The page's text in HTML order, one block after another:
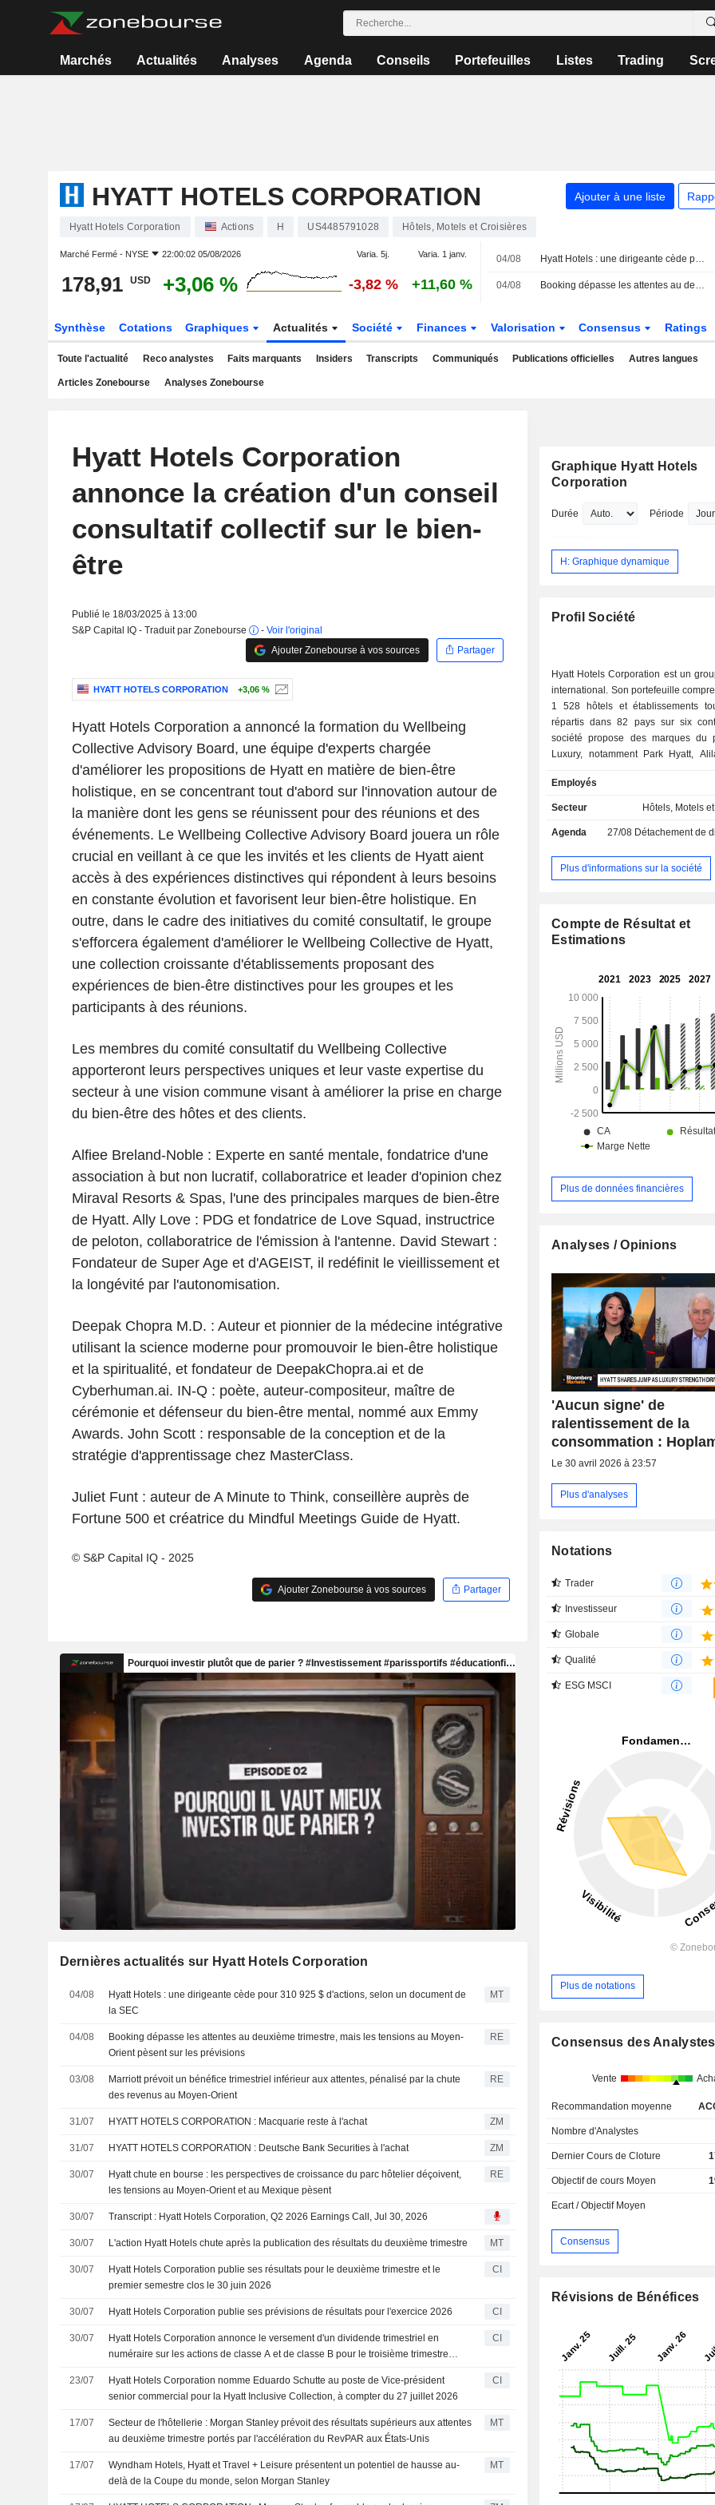
Marchés Actualités Analyses Agenda Conseils Portefeuilles Listes Trading
HYATT HOTELS CORPORATION Ajouter à une liste
Hyatt Hotels Corporation Actions H US4485791028 Hôtels, Motels et Croisières
Marché Fermé - NYSE 22:00:02 05/08/2026 Varia. 5j. Varia. 1 janv.
178,91 USD +3,06 % -3,82 % +11,60 %
04/08 Hyatt Hotels : une dirigeante cède pour 310 925 $ d'actions, selon un document de la SEC
04/08 Booking dépasse les attentes au deuxième trimestre, mais les tensions au Moyen-Orient pèsent sur les prévisions
Synthèse Cotations Graphiques Actualités Société Finances Valorisation Consensus Ratings
Toute l'actualité Reco analystes Faits marquants Insiders Transcripts Communiqués Publications officielles Autres langues
Articles Zonebourse Analyses Zonebourse
Hyatt Hotels Corporation
annonce la création d'un conseil
consultatif collectif sur le bien-
être
Publié le 18/03/2025 à 13:00
S&P Capital IQ - Traduit par Zonebourse
- Voir l'original
Ajouter Zonebourse à vos sources
Partager
HYATT HOTELS CORPORATION +3,06 %
Hyatt Hotels Corporation a annoncé la formation du Wellbeing
Collective Advisory Board, une équipe d'experts chargée
d'améliorer les propositions de Hyatt en matière de bien-être
holistique, en se concentrant tout d'abord sur l'innovation autour de
la manière dont les gens se réunissent pour des réunions et des
événements. Le Wellbeing Collective Advisory Board jouera un rôle
crucial en veillant à ce que les invités et les clients de Hyatt aient
accès à des expériences distinctives qui répondent à leurs besoins
en constante évolution et favorisent leur bien-être holistique. En
outre, dans le cadre des initiatives du comité consultatif, le groupe
s'efforcera également d'améliorer le Wellbeing Collective de Hyatt,
une collection croissante d'établissements proposant des
expériences de bien-être distinctives pour les groupes et les
participants à des réunions.
Les membres du comité consultatif du Wellbeing Collective
apporteront leurs perspectives uniques et leur vaste expertise du
secteur à une vision commune visant à améliorer la prise en charge
du bien-être des hôtes et des clients.
Alfiee Breland-Noble : Experte en santé mentale, fondatrice d'une
association à but non lucratif, collaboratrice et leader d'opinion chez
Miraval Resorts & Spas, l'une des principales marques de bien-être
de Hyatt. Ally Love : PDG et fondatrice de Love Squad, instructrice
de peloton, collaboratrice de l'émission à l'antenne. David Stewart :
Fondateur de Super Age et d'AGEIST, il redéfinit le vieillissement et
la longévité par l'autonomisation.
Deepak Chopra M.D. : Auteur et pionnier de la médecine intégrative
utilisant la science moderne pour promouvoir le bien-être holistique
et la spiritualité, et fondateur de DeepakChopra.ai et de
Cyberhuman.ai. IN-Q : poète, auteur-compositeur, maître de
cérémonie et défenseur du bien-être mental, nommé aux Emmy
Awards. John Scott : responsable de la conception et de la
stratégie d'apprentissage chez MasterClass.
Juliet Funt : auteur de A Minute to Think, conseillère auprès de
Fortune 500 et créatrice du Mindful Meetings Guide de Hyatt.
© S&P Capital IQ - 2025
Ajouter Zonebourse à vos sources Partager
Dernières actualités sur Hyatt Hotels Corporation
04/08
Hyatt Hotels : une dirigeante cède pour 310 925 $ d'actions, selon un document de
la SEC
MT
04/08
Booking dépasse les attentes au deuxième trimestre, mais les tensions au Moyen-
Orient pèsent sur les prévisions
RE
03/08
Marriott prévoit un bénéfice trimestriel inférieur aux attentes, pénalisé par la chute
des revenus au Moyen-Orient
RE
31/07 HYATT HOTELS CORPORATION : Macquarie reste à l'achat ZM
31/07 HYATT HOTELS CORPORATION : Deutsche Bank Securities à l'achat ZM
30/07
Hyatt chute en bourse : les perspectives de croissance du parc hôtelier déçoivent,
les tensions au Moyen-Orient et au Mexique pèsent
RE
30/07 Transcript : Hyatt Hotels Corporation, Q2 2026 Earnings Call, Jul 30, 2026
30/07 L'action Hyatt Hotels chute après la publication des résultats du deuxième trimestre MT
30/07
Hyatt Hotels Corporation publie ses résultats pour le deuxième trimestre et le
premier semestre clos le 30 juin 2026
CI
30/07 Hyatt Hotels Corporation publie ses prévisions de résultats pour l'exercice 2026 CI
30/07
Hyatt Hotels Corporation annonce le versement d'un dividende trimestriel en
numéraire sur les actions de classe A et de classe B pour le troisième trimestre
CI
23/07
Hyatt Hotels Corporation nomme Eduardo Schutte au poste de Vice-président
senior commercial pour la Hyatt Inclusive Collection, à compter du 27 juillet 2026
CI
17/07
Secteur de l'hôtellerie : Morgan Stanley prévoit des résultats supérieurs aux attentes
au deuxième trimestre portés par l'accélération du RevPAR aux États-Unis
MT
17/07
Wyndham Hotels, Hyatt et Travel + Leisure présentent un potentiel de hausse au-
delà de la Coupe du monde, selon Morgan Stanley
MT
Graphique Hyatt Hotels
Corporation
Durée Période
H: Graphique dynamique
Profil Société
Hyatt Hotels Corporation est un
international. Son portefeuille
1 528 hôtels et établissements
répartis dans 82 pays sur six
société propose des marques du
Luxury, notamment Park Hyatt,
Collection by Hyatt ; du
notamment Andaz, Thompson
Breathless Resorts & Spas,
collection Inclusive,
Wellness & Spa Resorts, Hyatt Ziva,
Resorts & Spas, Alua Hotels &
Principe Hotels & Resorts ; le
Regency, Destination by Hyatt,
Hyatt Vacation Club et Hyatt,
portefeuille Essentials, comprenant
Hyatt, Unscripted by Hyatt et d’autres.
Employés
Secteur Hôtels, Motels
Agenda 27/08 Détachement de
Plus d'informations sur la société
Compte de Résultat et
Estimations
Plus de données financières
Analyses / Opinions
'Aucun signe' de
ralentissement de la
consommation :
Le 30 avril 2026 à 23:57
Plus d'analyses
Notations
Trader
Investisseur
Globale
Qualité
ESG MSCI
Plus de notations
Consensus des Analystes
Vente
Recommandation moyenne
Nombre d'Analystes
Dernier Cours de Cloture
Objectif de cours Moyen
Ecart / Objectif Moyen
Consensus
Révisions de Bénéfices